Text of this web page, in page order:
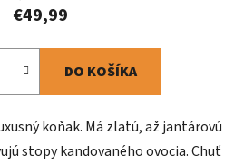
€49,99
DO KOŠÍKA
koňak. Má zlatú, až jantárovú
stopy kandovaného ovocia. Chuť